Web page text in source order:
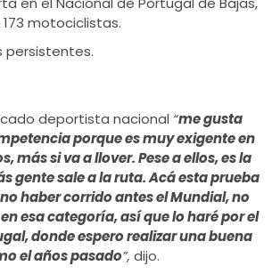
motociclistas.
persistentes.
deportista nacional “me gusta
porque es muy exigente en
más si va a llover. Pese a ellos, es la
gente sale a la ruta. Acá esta prueba
haber corrido antes el Mundial, no
esa categoría, así que lo haré por el
donde espero realizar una buena
el años pasado”, dijo.